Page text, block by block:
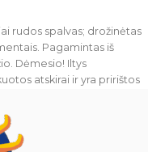
rudos spalvas; drožinėtas
Pagamintas iš
Dėmesio! Iltys
atskirai ir yra pririštos
nebūtų